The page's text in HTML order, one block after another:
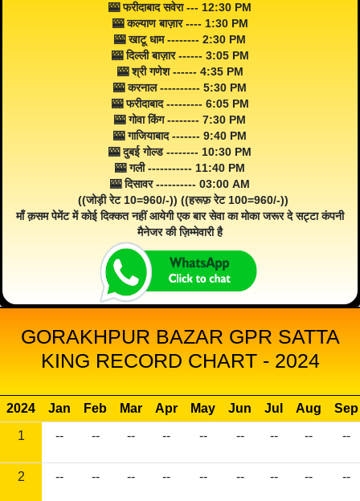
🎰 फरीदाबाद सवेरा --- 12:30 PM
🎰 कल्याण बाज़ार ---- 1:30 PM
🎰 खाटू धाम -------- 2:30 PM
🎰 दिल्ली बाज़ार ------ 3:05 PM
🎰 श्री गणेश ------ 4:35 PM
🎰 करनाल ---------- 5:30 PM
🎰 फरीदाबाद --------- 6:05 PM
🎰 गोवा किंग -------- 7:30 PM
🎰 गाजियाबाद ------- 9:40 PM
🎰 दुबई गोल्ड -------- 10:30 PM
🎰 गली ----------- 11:40 PM
🎰 दिसावर ---------- 03:00 AM
((जोड़ी रेट 10=960/-)) ((हरूफ़ रेट 100=960/-))
माँ क़सम पेमेंट में कोई दिक्कत नहीं आयेगी एक बार सेवा का मोका जरूर दे सट्टा कंपनी
मैनेजर की ज़िम्मेवारी है
GORAKHPUR BAZAR GPR SATTA
KING RECORD CHART - 2024
2024 Jan Feb Mar Apr May Jun Jul Aug
Sep
1
-- -- -- -- -- -- -- -- --
2 -- -- -- -- -- -- -- -- --